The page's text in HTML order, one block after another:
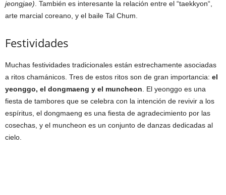
jeongjae) . También es interesante la relación entre el “taekkyon“,
arte marcial coreano, y el baile Tal Chum.
Festividades
Muchas festividades tradicionales están estrechamente asociadas
a ritos chamánicos. Tres de estos ritos son de gran importancia: el
yeonggo, el dongmaeng y el muncheon . El yeonggo es una
fiesta de tambores que se celebra con la intención de revivir a los
espíritus, el dongmaeng es una fiesta de agradecimiento por las
cosechas, y el muncheon es un conjunto de danzas dedicadas al
cielo.